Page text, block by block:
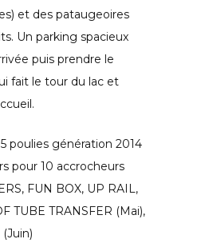
et des pataugeoires
Un parking spacieux
puis prendre le
fait le tour du lac et
poulies génération 2014
pour 10 accrocheurs
FUN BOX, UP RAIL,
TUBE TRANSFER (Mai),